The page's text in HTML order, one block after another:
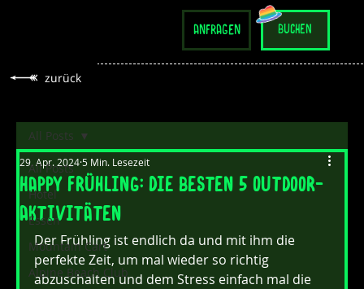
anfragen buchen
All Posts
Hotel
Essen
Mountain Cart
Alpine Beach Club
All Posts
Happy Frühling: Die besten 5 Outdoor-
Aktivitäten
29. Apr. 2024 5 Min. Lesezeit
Der Frühling ist endlich da und mit ihm die
perfekte Zeit, um mal wieder so richtig
abzuschalten und dem Stress einfach mal die
zurück